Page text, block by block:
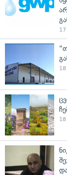
17
18
18